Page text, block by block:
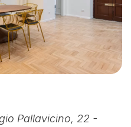
Pallavicino, 22 -